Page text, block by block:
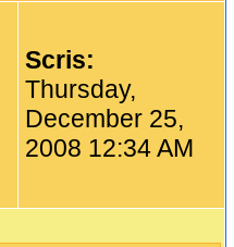
Scris:
Thursday,
December 25,
2008 12:34 AM